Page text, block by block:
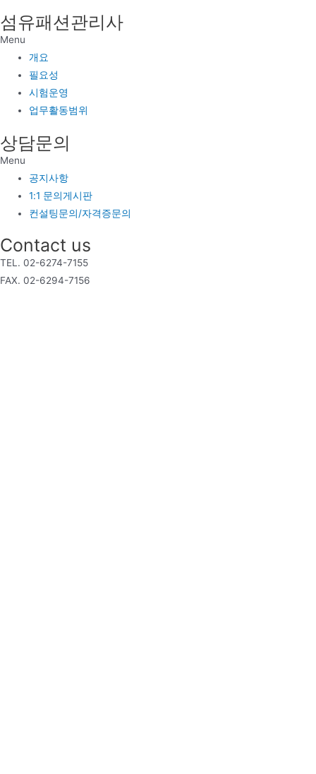
섬유패션관리사
Menu
개요
필요성
시험운영
업무활동범위
상담문의
Menu
공지사항
1:1 문의게시판
컨설팅문의/자격증문의
Contact us
TEL. 02-6274-7155
FAX. 02-6294-7156